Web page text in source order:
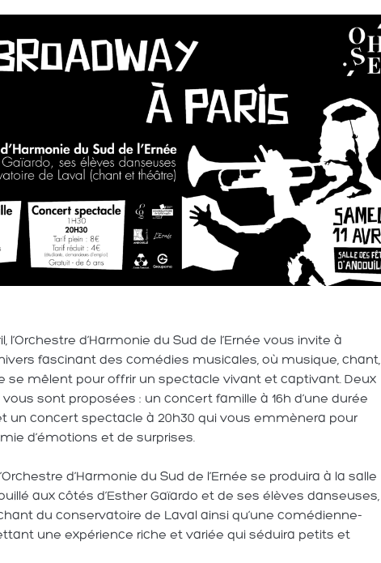
l’Orchestre d’Harmonie du Sud de l’Ernée vous invite à
fascinant des comédies musicales, où musique, chant,
se mêlent pour offrir un spectacle vivant et captivant. Deux
sont proposées : un concert famille à 16h d’une durée
un concert spectacle à 20h30 qui vous emmènera pour
d’émotions et de surprises.
d’Harmonie du Sud de l’Ernée se produira à la salle
aux côtés d’Esther Gaïardo et de ses élèves danseuses,
du conservatoire de Laval ainsi qu’une comédienne-
une expérience riche et variée qui séduira petits et